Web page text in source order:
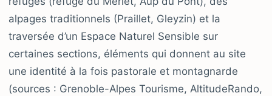
alpages traditionnels (Praillet, Gleyzin) et la
traversée d’un Espace Naturel Sensible sur
certaines sections, éléments qui donnent au site
une identité à la fois pastorale et montagnarde
(sources : Grenoble-Alpes Tourisme, AltitudeRando,